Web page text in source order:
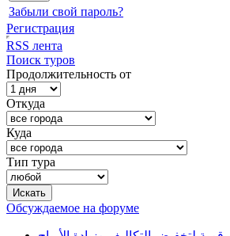
Забыли свой пароль?
Регистрация
RSS лента
Поиск туров
Продолжительность от
Откуда
Куда
Тип тура
Обсуждаемое на форуме